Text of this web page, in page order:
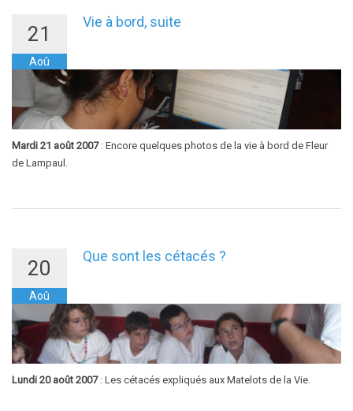
21
Aoû
Vie à bord, suite
Mardi 21 août 2007: Encore quelques photos de la vie à bord de Fleur
de Lampaul.
20
Aoû
Que sont les cétacés ?
Lundi 20 août 2007: Les cétacés expliqués aux Matelots de la Vie.